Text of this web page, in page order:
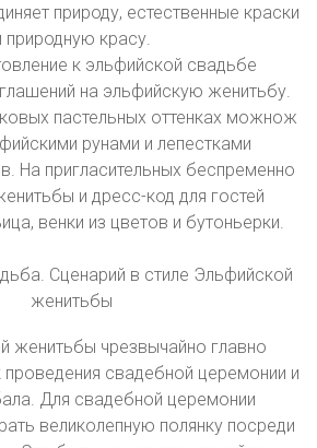
природу, естественные краски
природную красу.
к эльфийской свадьбе
на эльфийскую женитьбу.
пастельных оттенках можнож
рунами и лепестками
На пригласительных беспременно
и дресс-код для гостей
венки из цветов и бутоньерки.
женитьбы чрезвычайно главно
проведения свадебной церемонии и
Для свадебной церемонии
великолепную полянку посреди